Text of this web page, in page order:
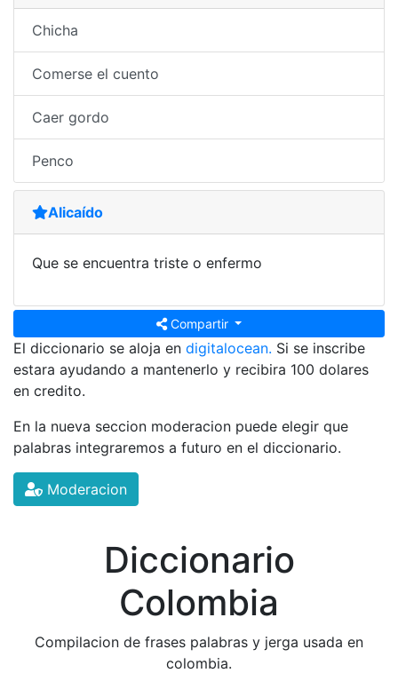
Chicha
Comerse el cuento
Caer gordo
Penco
Alicaído
Que se encuentra triste o enfermo
Compartir
El diccionario se aloja en digitalocean. Si se inscribe
estara ayudando a mantenerlo y recibira 100 dolares
en credito.
En la nueva seccion moderacion puede elegir que
palabras integraremos a futuro en el diccionario.
Moderacion
Diccionario
Colombia
Compilacion de frases palabras y jerga usada en
colombia.